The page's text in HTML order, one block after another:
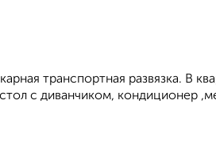
транспортная развязка. В
с диванчиком, кондиционер